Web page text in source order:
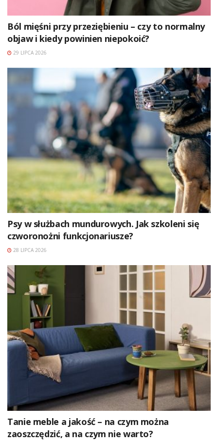
Ból mięśni przy przeziębieniu – czy to normalny
objaw i kiedy powinien niepokoić?
29 LIPCA 2026
Psy w służbach mundurowych. Jak szkoleni się
czworonożni funkcjonariusze?
28 LIPCA 2026
Tanie meble a jakość – na czym można
zaoszczędzić, a na czym nie warto?